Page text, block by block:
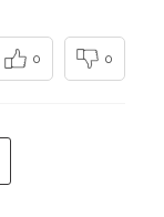
0 0